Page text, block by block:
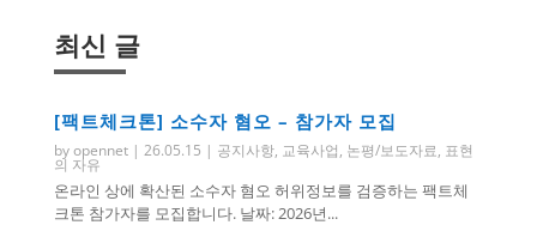
최신 글
[팩트체크톤] 소수자 혐오 – 참가자 모집
byopennet| 26.05.15 | 공지사항, 교육사업, 논평/보도자료, 표현
의 자유
온라인 상에 확산된 소수자 혐오 허위정보를 검증하는 팩트체
크톤 참가자를 모집합니다. 날짜: 2026년...